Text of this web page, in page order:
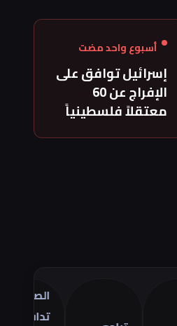
أسبوع واحد مضت
إسرائيل توافق على
الإفراج عن 60
معتقلاً فلسطينياً